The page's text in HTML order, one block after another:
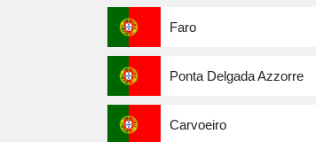
Faro
Ponta Delgada Azzorre
Carvoeiro